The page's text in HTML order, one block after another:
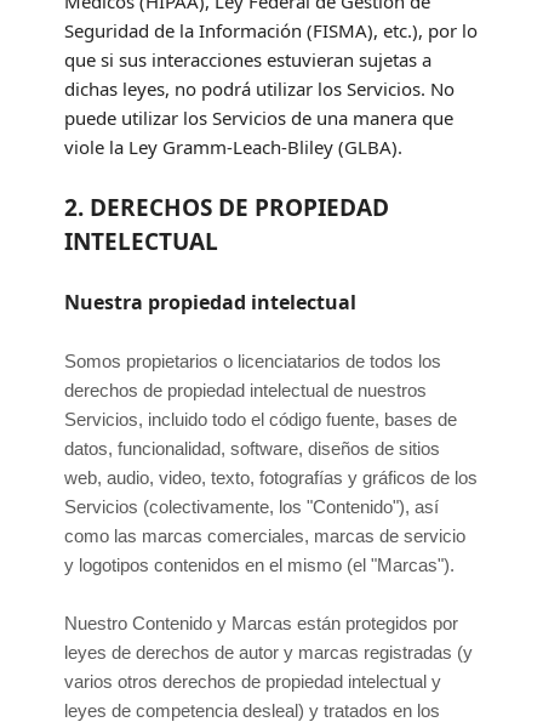
Seguridad de la Información (FISMA), etc.), por lo
que si sus interacciones estuvieran sujetas a
dichas leyes, no podrá utilizar los Servicios. No
puede utilizar los Servicios de una manera que
viole la Ley Gramm-Leach-Bliley (GLBA).
2. DERECHOS DE PROPIEDAD
INTELECTUAL
Nuestra propiedad intelectual
Somos propietarios o licenciatarios de todos los
derechos de propiedad intelectual de nuestros
Servicios, incluido todo el código fuente, bases de
datos, funcionalidad, software, diseños de sitios
web, audio, video, texto, fotografías y gráficos de los
Servicios (colectivamente, los "Contenido"), así
como las marcas comerciales, marcas de servicio
y logotipos contenidos en el mismo (el "Marcas").
Nuestro Contenido y Marcas están protegidos por
leyes de derechos de autor y marcas registradas (y
varios otros derechos de propiedad intelectual y
leyes de competencia desleal) y tratados en los